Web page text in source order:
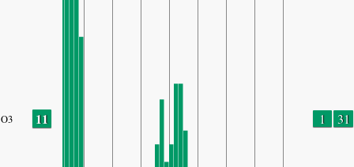
O3 11 1 31